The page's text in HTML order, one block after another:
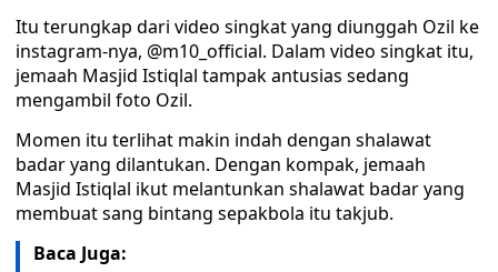
Itu terungkap dari video singkat yang diunggah Ozil ke
instagram-nya, @m10_official. Dalam video singkat itu,
jemaah Masjid Istiqlal tampak antusias sedang
mengambil foto Ozil.
Momen itu terlihat makin indah dengan shalawat
badar yang dilantukan. Dengan kompak, jemaah
Masjid Istiqlal ikut melantunkan shalawat badar yang
membuat sang bintang sepakbola itu takjub.
Baca Juga: